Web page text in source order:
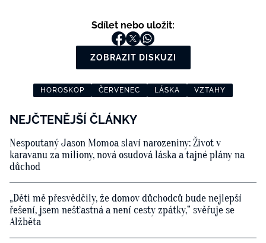
Sdílet nebo uložit:
ZOBRAZIT DISKUZI
HOROSKOP ČERVENEC LÁSKA VZTAHY
NEJČTENĚJŠÍ ČLÁNKY
Nespoutaný Jason Momoa slaví narozeniny: Život v
karavanu za miliony, nová osudová láska a tajné plány na
důchod
„Děti mě přesvědčily, že domov důchodců bude nejlepší
řešení, jsem nešťastná a není cesty zpátky,“ svěřuje se
Alžběta